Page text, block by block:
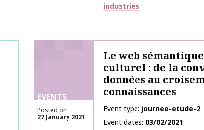
industries
EVENTS
Posted on
27 January 2021
Le web
culturel : de la
données au
connaissances
Event type journee-etude-2
Event dates 03/02/2021